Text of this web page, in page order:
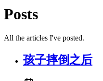
Posts
All the articles I've posted.
孩子摔倒之后